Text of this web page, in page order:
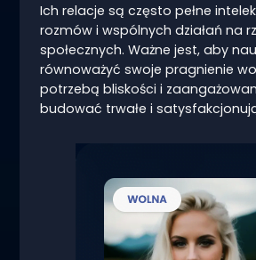
Ich relacje są często pełne
rozmów i wspólnych działań na
społecznych. Ważne jest, aby
równoważyć swoje pragnienie
potrzebą bliskości i
budować trwałe i